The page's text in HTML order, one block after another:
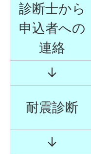
診断士から
申込者への
連絡
↓
耐震診断
↓